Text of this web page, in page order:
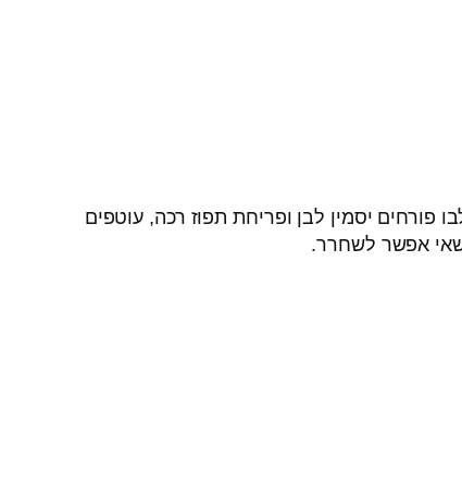
פורחים יסמין לבן ופריחת תפוז רכה, עוטפים
אפשר לשחרר.